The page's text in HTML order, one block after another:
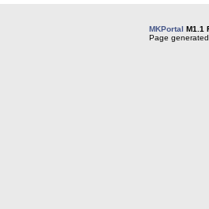
MKPortal M1.1
Page